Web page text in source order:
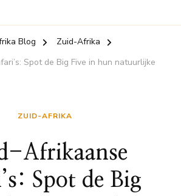
Blog
Zuid-Afrika
Spot de Big Five in hun natuurlijke
ZUID-AFRIKA
Afrikaanse
Spot de Big